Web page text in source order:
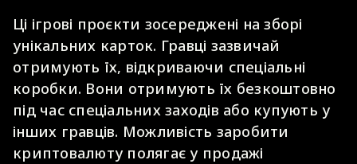
Ці ігрові проєкти зосереджені на зборі
унікальних карток. Гравці зазвичай
отримують їх, відкриваючи спеціальні
коробки. Вони отримують їх безкоштовно
під час спеціальних заходів або купують у
інших гравців. Можливість заробити
криптовалюту полягає у продажі